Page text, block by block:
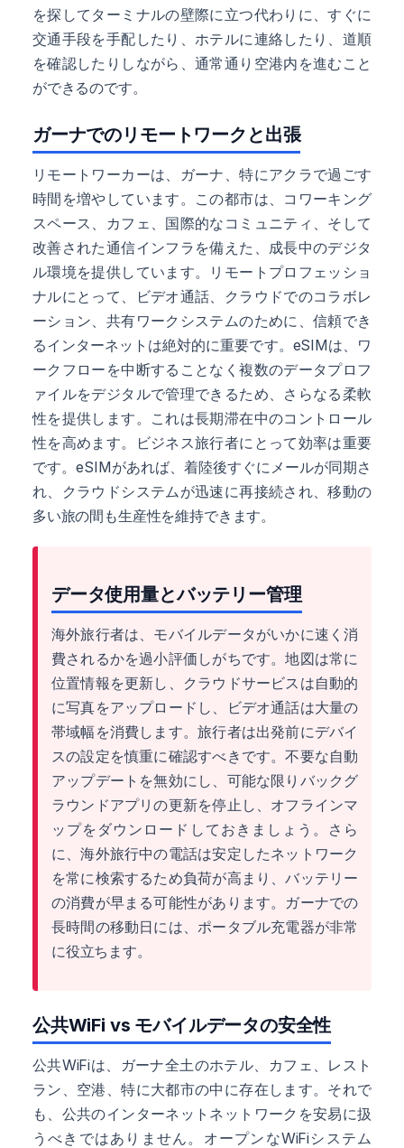
を探してターミナルの壁際に立つ代わりに、すぐに
交通手段を手配したり、ホテルに連絡したり、道順
を確認したりしながら、通常通り空港内を進むこと
ができるのです。
ガーナでのリモートワークと出張
リモートワーカーは、ガーナ、特にアクラで過ごす
時間を増やしています。この都市は、コワーキング
スペース、カフェ、国際的なコミュニティ、そして
改善された通信インフラを備えた、成長中のデジタ
ル環境を提供しています。リモートプロフェッショ
ナルにとって、ビデオ通話、クラウドでのコラボレ
ーション、共有ワークシステムのために、信頼でき
るインターネットは絶対的に重要です。eSIMは、ワ
ークフローを中断することなく複数のデータプロフ
ァイルをデジタルで管理できるため、さらなる柔軟
性を提供します。これは長期滞在中のコントロール
性を高めます。ビジネス旅行者にとって効率は重要
です。eSIMがあれば、着陸後すぐにメールが同期さ
れ、クラウドシステムが迅速に再接続され、移動の
多い旅の間も生産性を維持できます。
データ使用量とバッテリー管理
海外旅行者は、モバイルデータがいかに速く消
費されるかを過小評価しがちです。地図は常に
位置情報を更新し、クラウドサービスは自動的
に写真をアップロードし、ビデオ通話は大量の
帯域幅を消費します。旅行者は出発前にデバイ
スの設定を慎重に確認すべきです。不要な自動
アップデートを無効にし、可能な限りバックグ
ラウンドアプリの更新を停止し、オフラインマ
ップをダウンロードしておきましょう。さら
に、海外旅行中の電話は安定したネットワーク
を常に検索するため負荷が高まり、バッテリー
の消費が早まる可能性があります。ガーナでの
長時間の移動日には、ポータブル充電器が非常
に役立ちます。
公共WiFi vs モバイルデータの安全性
公共WiFiは、ガーナ全土のホテル、カフェ、レスト
ラン、空港、特に大都市の中に存在します。それで
も、公共のインターネットネットワークを安易に扱
うべきではありません。オープンなWiFiシステム